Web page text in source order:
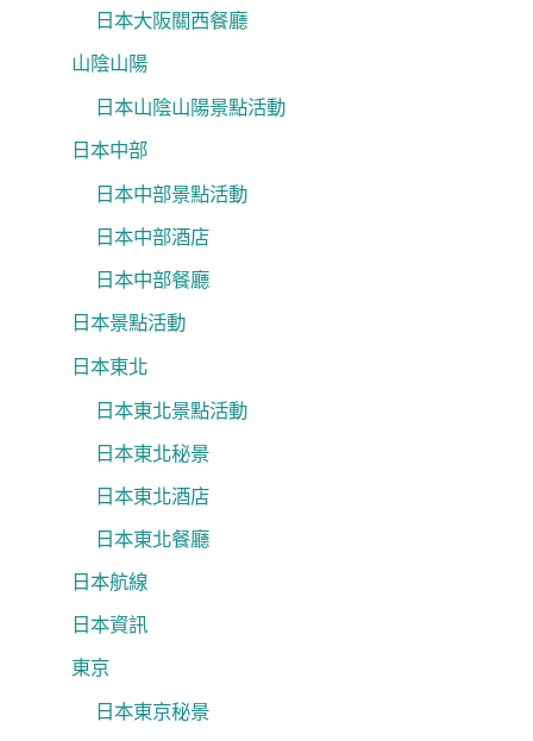
日本大阪關西餐廳
山陰山陽
日本山陰山陽景點活動
日本中部
日本中部景點活動
日本中部酒店
日本中部餐廳
日本景點活動
日本東北
日本東北景點活動
日本東北秘景
日本東北酒店
日本東北餐廳
日本航線
日本資訊
東京
日本東京秘景